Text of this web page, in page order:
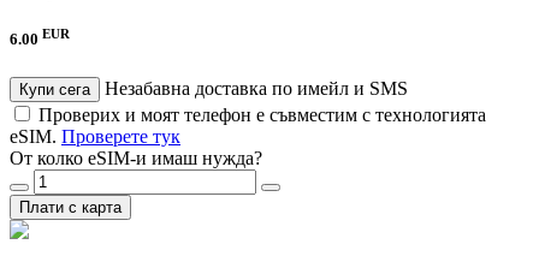
6.00 EUR
Купи сега
Незабавна доставка по имейл и SMS
Проверих и моят телефон е съвместим с технологията
eSIM. Проверете тук
От колко eSIM-и имаш нужда?
Плати с карта